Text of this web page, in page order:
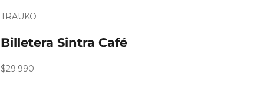
TRAUKO
Billetera Sintra Café
Precio de oferta
$29.990
¿Es
regalo?